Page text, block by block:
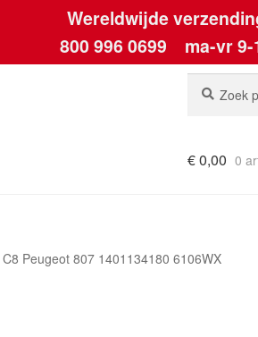
Wereldwijde
800 996 0699 ma-vr 9-
naar:
€0,00 0
Peugeot 807 1401134180 6106WX